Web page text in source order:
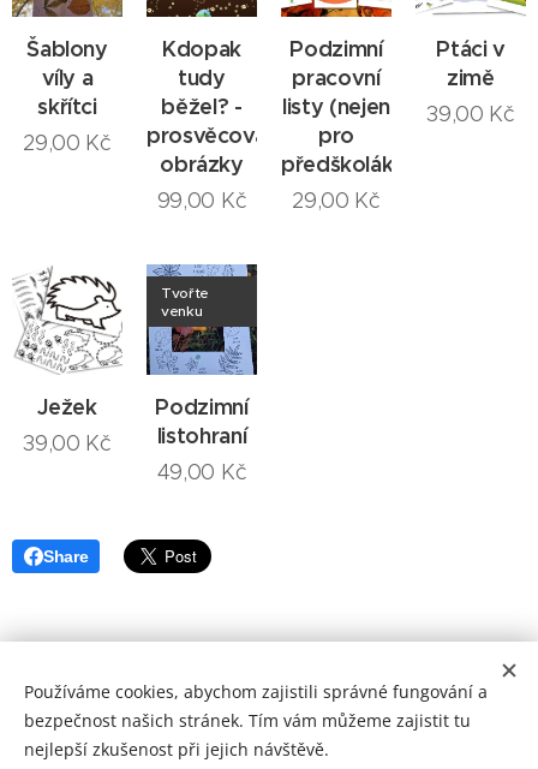
Šablony
víly a
skřítci
29,00 Kč
Kdopak
tudy
běžel? -
prosvěcovací
obrázky
99,00 Kč
Podzimní
pracovní
listy (nejen
pro
předškoláky)
29,00 Kč
Ptáci v
zimě
39,00 Kč
Ježek
39,00 Kč
Podzimní
listohraní
Tvořte
venku
49,00 Kč
Share
Používáme cookies, abychom zajistili správné fungování a
bezpečnost našich stránek. Tím vám můžeme zajistit tu
nejlepší zkušenost při jejich návštěvě.